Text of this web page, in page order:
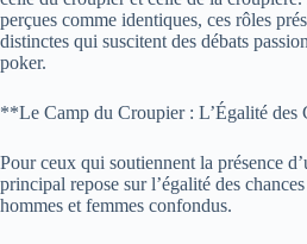
perçues comme identiques, ces rôles
distinctes qui suscitent des débats
poker.
**Le Camp du Croupier : L’Égalité des
Pour ceux qui soutiennent la présence
principal repose sur l’égalité des
hommes et femmes confondus.